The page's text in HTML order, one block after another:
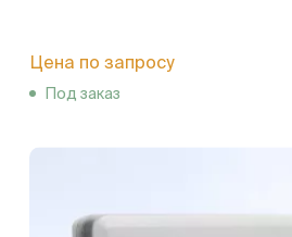
Цена по запросу
Под заказ